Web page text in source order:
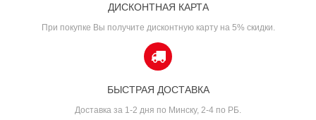
ДИСКОНТНАЯ КАРТА
При покупке Вы получите дисконтную карту на 5% скидки.
БЫСТРАЯ ДОСТАВКА
Доставка за 1-2 дня по Минску, 2-4 по РБ.